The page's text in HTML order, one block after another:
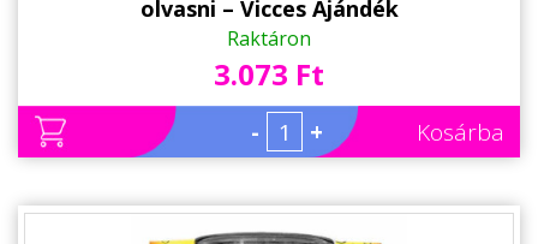
olvasni – Vicces Ajándék
Raktáron
3.073 Ft
- + Kosárba